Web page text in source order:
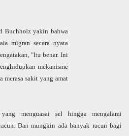
Buchholz yakin bahwa
migran secara nyata
"Itu benar. Ini
mekanisme
merasa sakit yang amat
menguasai sel hingga mengalami
Dan mungkin ada banyak racun bagi